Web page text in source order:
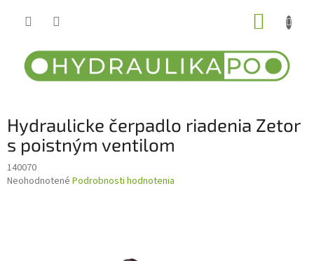
Hydraulicke čerpadlo riadenia Zetor
s poistným ventilom
140070
Priemerné
Neohodnotené Podrobnosti hodnotenia